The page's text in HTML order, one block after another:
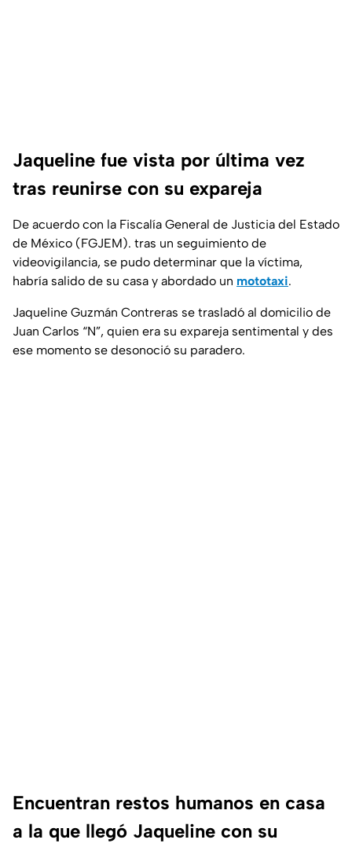
Jaqueline fue vista por última vez
tras reunirse con su expareja
De acuerdo con la Fiscalía General de Justicia del Estado
de México (FGJEM). tras un seguimiento de
videovigilancia, se pudo determinar que la víctima,
habría salido de su casa y abordado un mototaxi.
Jaqueline Guzmán Contreras se trasladó al domicilio de
Juan Carlos “N”, quien era su expareja sentimental y des
ese momento se desonoció su paradero.
Encuentran restos humanos en casa
a la que llegó Jaqueline con su